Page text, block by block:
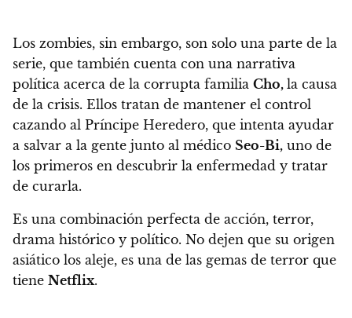
Los zombies, sin embargo, son solo una parte de la
serie, que también cuenta con una narrativa
política acerca de la corrupta familia Cho, la causa
de la crisis. Ellos tratan de mantener el control
cazando al Príncipe Heredero, que intenta ayudar
a salvar a la gente junto al médico Seo-Bi, uno de
los primeros en descubrir la enfermedad y tratar
de curarla.
Es una combinación perfecta de acción, terror,
drama histórico y político. No dejen que su origen
asiático los aleje, es una de las gemas de terror que
tiene Netflix.